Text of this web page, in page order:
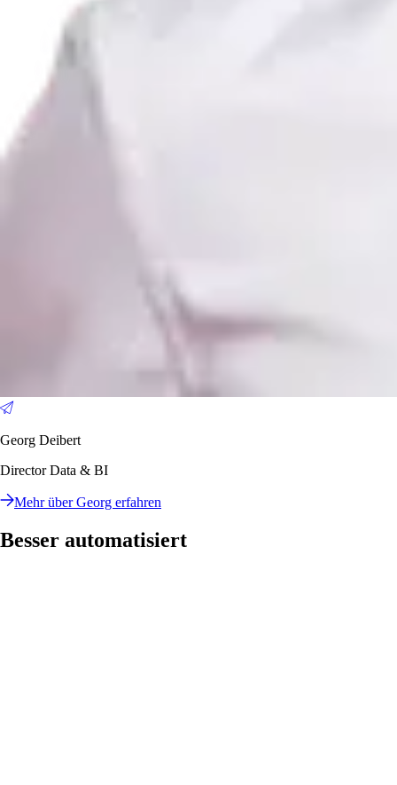
Georg Deibert
Director Data & BI
Mehr über Georg erfahren
Besser automatisiert